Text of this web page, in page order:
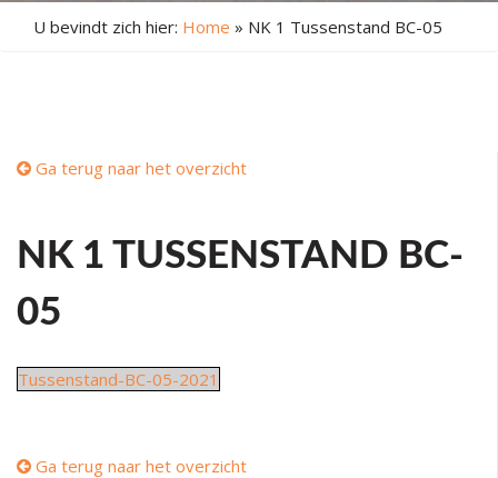
U bevindt zich hier: Home » NK 1 Tussenstand BC-05
Ga terug naar het overzicht
NK 1 TUSSENSTAND BC-
05
Tussenstand-BC-05-2021
Ga terug naar het overzicht